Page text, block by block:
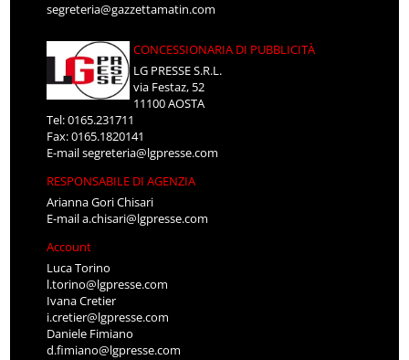
segreteria@gazzettamatin.com
CONCESSIONARIA DI PUBBLICITÀ
LG PRESSE S.R.L.
via Festaz, 52
11100 AOSTA
Tel: 0165.231711
Fax: 0165.1820141
E-mailsegreteria@lgpresse.com
RESPONSABILE DI AGENZIA
Arianna Gori Chisari
E-maila.chisari@lgpresse.com
Account
Luca Torino
l.torino@lgpresse.com
Ivana Cretier
i.cretier@lgpresse.com
Daniele Fimiano
d.fimiano@lgpresse.com